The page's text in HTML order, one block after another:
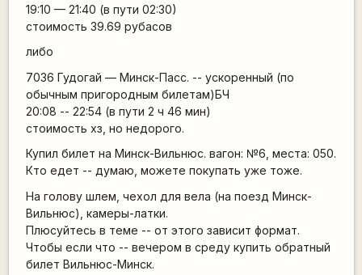
19:10 — 21:40 (в пути 02:30)
стоимость 39.69 рубасов
либо
7036 Гудогай — Минск-Пасс. -- ускоренный (по
обычным пригородным билетам)БЧ
20:08 -- 22:54 (в пути 2 ч 46 мин)
стоимость хз, но недорого.
Купил билет на Минск-Вильнюс. вагон: №6, места: 050.
Кто едет -- думаю, можете покупать уже тоже.
На голову шлем, чехол для вела (на поезд Минск-
Вильнюс), камеры-латки.
Плюсуйтесь в теме -- от этого зависит формат.
Чтобы если что -- вечером в среду купить обратный
билет Вильнюс-Минск.